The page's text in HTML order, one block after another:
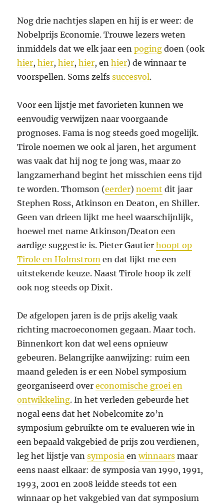
Nog drie nachtjes slapen en hij is er weer: de
Nobelprijs Economie. Trouwe lezers weten
inmiddels dat we elk jaar eenpoging doen (ook
hier,hier,hier,hier, enhier) de winnaar te
voorspellen. Soms zelfssuccesvol.
Voor een lijstje met favorieten kunnen we
eenvoudig verwijzen naar voorgaande
prognoses. Fama is nog steeds goed mogelijk.
Tirole noemen we ook al jaren, het argument
was vaak dat hij nog te jong was, maar zo
langzamerhand begint het misschien eens tijd
te worden. Thomson (eerder)noemt dit jaar
Stephen Ross, Atkinson en Deaton, en Shiller.
Geen van drieen lijkt me heel waarschijnlijk,
hoewel met name Atkinson/Deaton een
aardige suggestie is. Pieter Gautierhoopt op
Tirole en Holmstrom en dat lijkt me een
uitstekende keuze. Naast Tirole hoop ik zelf
ook nog steeds op Dixit.
De afgelopen jaren is de prijs akelig vaak
richting macroeconomen gegaan. Maar toch.
Binnenkort kon dat wel eens opnieuw
gebeuren. Belangrijke aanwijzing: ruim een
maand geleden is er een Nobel symposium
georganiseerd overeconomische groei en
ontwikkeling. In het verleden gebeurde het
nogal eens dat het Nobelcomite zo’n
symposium gebruikte om te evalueren wie in
een bepaald vakgebied de prijs zou verdienen,
leg het lijstje vansymposia enwinnaars maar
eens naast elkaar: de symposia van 1990, 1991,
1993, 2001 en 2008 leidde steeds tot een
winnaar op het vakgebied van dat symposium